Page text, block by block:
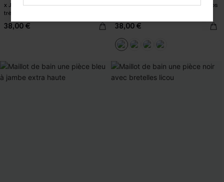
x JOJO monokini décolleté profond
très échancré
38,00 €
Monokini rose à col plongeant et dos
38,00 €